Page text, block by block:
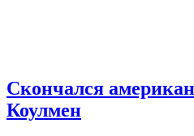
Скончался
Коулмен